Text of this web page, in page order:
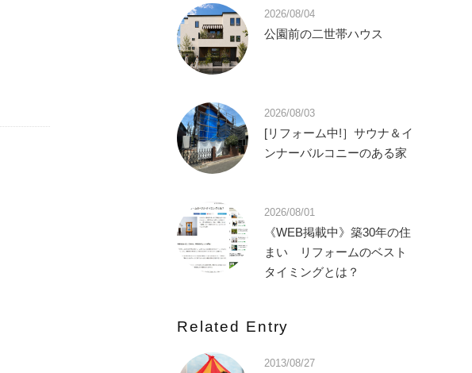
2026/08/04
公園前の二世帯ハウス
2026/08/03
[リフォーム中!］サウナ＆イ
ンナーバルコニーのある家
2026/08/01
《WEB掲載中》築30年の住
まい リフォームのベスト
タイミングとは？
Related Entry
2013/08/27